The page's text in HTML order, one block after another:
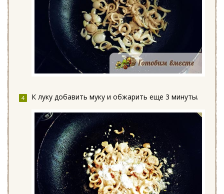
К луку добавить муку и обжарить еще 3 минуты.